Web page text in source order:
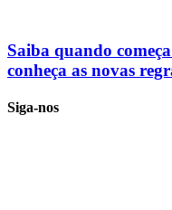
Saiba quando
conheça as novas
Siga-nos